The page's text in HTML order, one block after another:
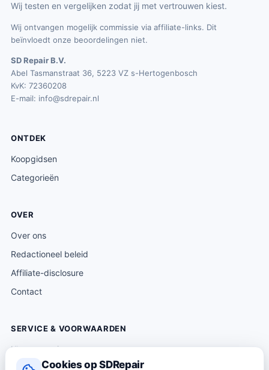
Cookies op SDRepair
Wij testen en vergelijken zodat jij met vertrouwen kiest.
Wij ontvangen mogelijk commissie via affiliate-links. Dit
beïnvloedt onze beoordelingen niet.
SD Repair B.V.
Abel Tasmanstraat 36, 5223 VZ s-Hertogenbosch
KvK: 72360208
E-mail: info@sdrepair.nl
ONTDEK
Koopgidsen
Categorieën
OVER
Over ons
Redactioneel beleid
Affiliate-disclosure
Contact
SERVICE & VOORWAARDEN
Klantenservice
Verzending & levering